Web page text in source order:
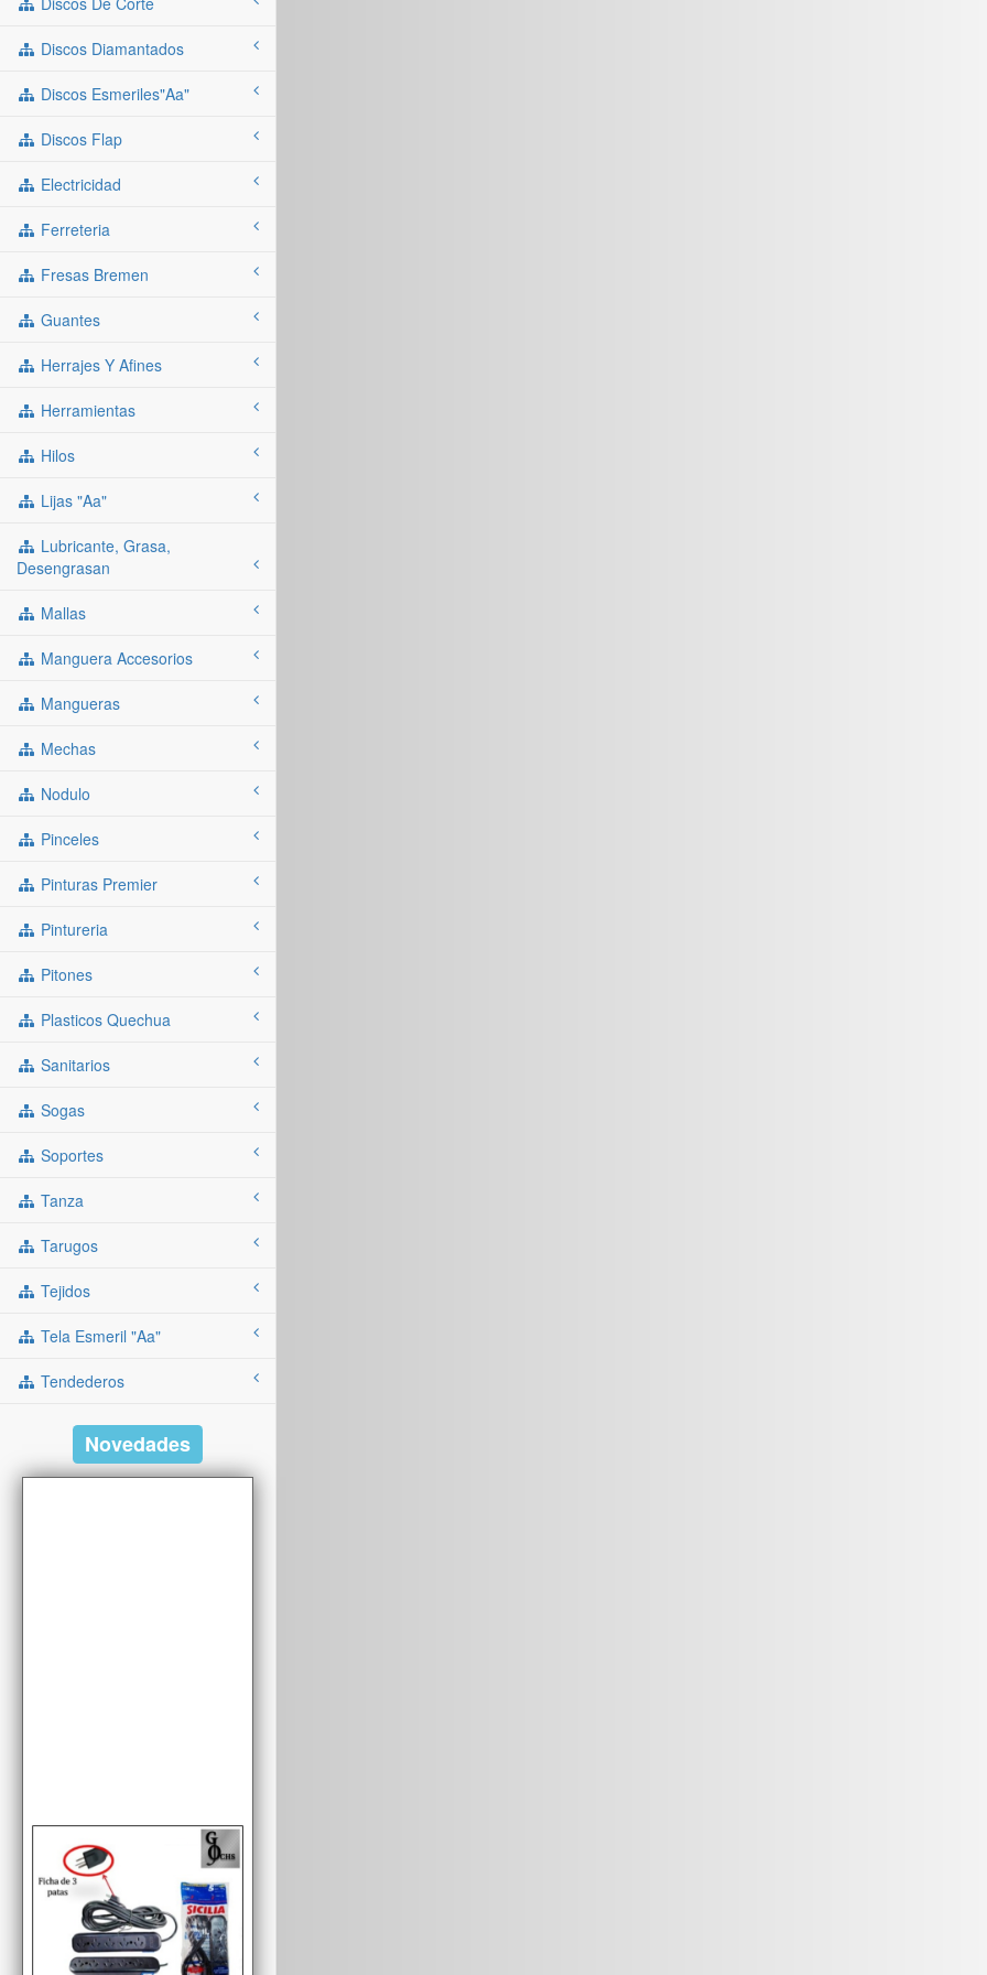
Discos Diamantados
Discos Esmeriles"aa"
Discos Flap
Electricidad
Ferreteria
Fresas Bremen
Guantes
Herrajes Y Afines
Herramientas
Hilos
Lijas "aa"
Lubricante, Grasa,
Desengrasan
Mallas
Manguera Accesorios
Mangueras
Mechas
Nodulo
Pinceles
Pinturas Premier
Pintureria
Pitones
Plasticos Quechua
Sanitarios
Sogas
Soportes
Tanza
Tarugos
Tejidos
Tela Esmeril "aa"
Tendederos
Novedades